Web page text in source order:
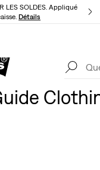
LES SOLDES. Appliqué
Détails
L’APPLI Détails